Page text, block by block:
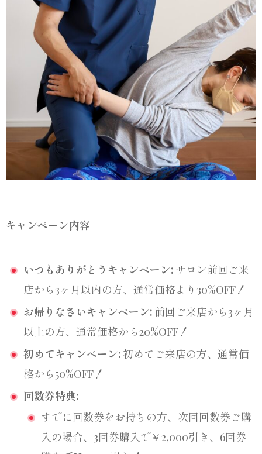
キャンペーン内容
いつもありがとうキャンペーン: サロン前回ご来
店から3ヶ月以内の方、通常価格より30%OFF！
お帰りなさいキャンペーン: 前回ご来店から3ヶ月
以上の方、通常価格から20%OFF！
初めてキャンペーン: 初めてご来店の方、通常価
格から50%OFF！
回数券特典:
すでに回数券をお持ちの方、次回回数券ご購
入の場合、3回券購入で￥2,000引き、6回券